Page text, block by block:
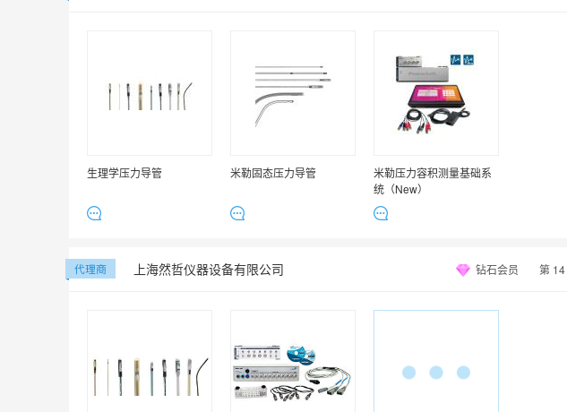
生理学压力导管 米勒固态压力导管
米勒压力容积测量基础系
统（New）
上海然哲仪器设备有限公司 钻石会员 第 14